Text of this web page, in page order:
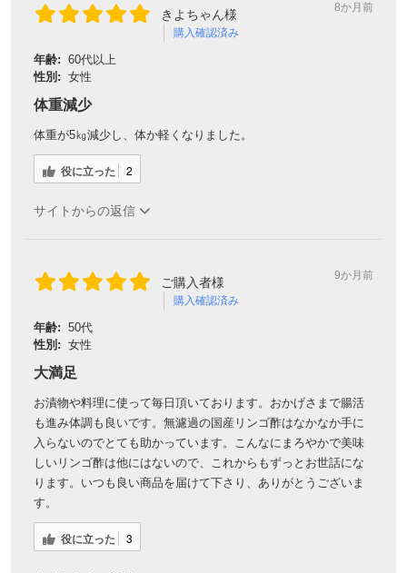
きよちゃん様
購入確認済み
8か月前
年齢: 60代以上
性別: 女性
体重減少
体重が5㎏減少し、体か軽くなりました。
役に立った 2
サイトからの返信
ご購入者様
購入確認済み
9か月前
年齢: 50代
性別: 女性
大満足
お漬物や料理に使って毎日頂いております。おかげさまで腸活
も進み体調も良いです。無濾過の国産リンゴ酢はなかなか手に
入らないのでとても助かっています。こんなにまろやかで美味
しいリンゴ酢は他にはないので、これからもずっとお世話にな
ります。いつも良い商品を届けて下さり、ありがとうございま
す。
役に立った 3